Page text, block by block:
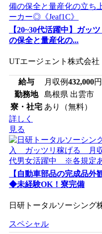
【20~30代活躍中】ガッ
の保全と量産化の...
UTエージェント株式会
給与 月収例432,000円
勤務地
島根県 出雲市
寮・社宅 あり（無料）
詳しく
見る
【自動車部品の完成品外
◆未経験OK！寮完備
日研トータルソーシング
スペシャル